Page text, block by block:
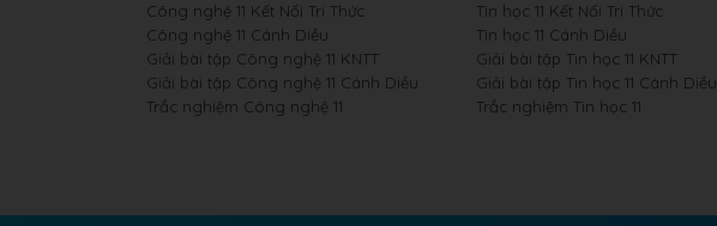
Công nghệ 11 Kết Nối Tri Thức
Công nghệ 11 Cánh Diều
Giải bài tập Công nghệ 11 KNTT
Giải bài tập Công nghệ 11 Cánh Diều
Trắc nghiệm Công nghệ 11
Tin học 11 Kết Nối Tri Thức
Tin học 11 Cánh Diều
Giải bài tập Tin học 11 KNTT
Giải bài tập Tin học 11 Cánh Diều
Trắc nghiệm Tin học 11